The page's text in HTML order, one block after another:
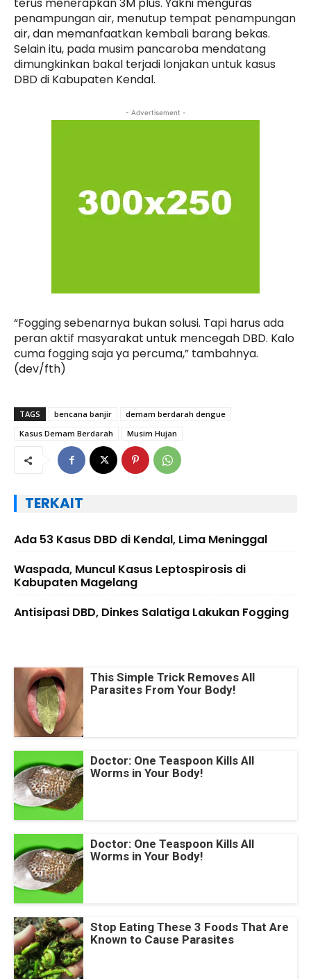
penampungan air, menutup tempat penampungan
air, dan memanfaatkan kembali barang bekas.
Selain itu, pada musim pancaroba mendatang
dimungkinkan bakal terjadi lonjakan untuk kasus
DBD di Kabupaten Kendal.
- Advertisement -
“Fogging sebenarnya bukan solusi. Tapi harus ada
peran aktif masyarakat untuk mencegah DBD. Kalo
cuma fogging saja ya percuma,” tambahnya.
(dev/fth)
TAGS bencana banjir
demam berdarah dengue
Kasus Demam Berdarah
Musim Hujan
TERKAIT
Ada 53 Kasus DBD di Kendal, Lima Meninggal
Waspada, Muncul Kasus Leptospirosis di
Kabupaten Magelang
Antisipasi DBD, Dinkes Salatiga Lakukan Fogging
This Simple Trick Removes All
Parasites From Your Body!
Doctor: One Teaspoon Kills All
Worms in Your Body!
Doctor: One Teaspoon Kills All
Worms in Your Body!
Stop Eating These 3 Foods That Are
Known to Cause Parasites